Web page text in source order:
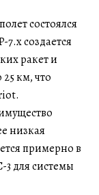
состоялся
создается
ракет и
км, что
низкая
примерно в
3 для системы